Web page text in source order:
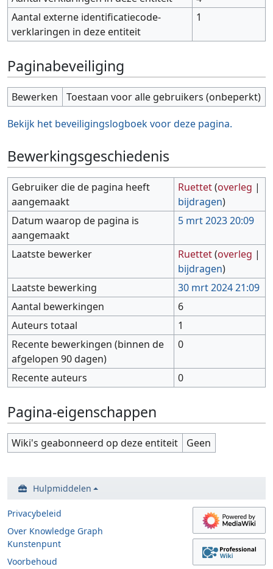
Aantal externe identificatiecode-
verklaringen in deze entiteit
1
Paginabeveiliging
Bewerken
Toestaan voor alle gebruikers (onbeperkt)
Bekijk het beveiligingslogboek voor deze pagina.
Bewerkingsgeschiedenis
Gebruiker die de pagina heeft
aangemaakt
Ruettet(overleg |
bijdragen)
Datum waarop de pagina is
aangemaakt
5 mrt 2023 20:09
Laatste bewerker Ruettet(overleg |
bijdragen)
Laatste bewerking
30 mrt 2024 21:09
Aantal bewerkingen
6
Auteurs totaal
1
Recente bewerkingen (binnen de
afgelopen 90 dagen)
0
Recente auteurs 0
Pagina-eigenschappen
Wiki's geabonneerd op deze entiteit Geen
Hulpmiddelen
Privacybeleid
Over Knowledge Graph
Kunstenpunt
Voorbehoud